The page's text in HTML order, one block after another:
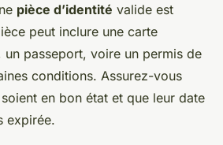
pièce d’identité valide est
peut inclure une carte
un passeport, voire un permis de
conditions. Assurez-vous
en bon état et que leur date
expirée.